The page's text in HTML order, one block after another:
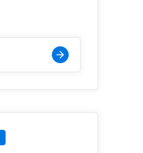
arrow_forward